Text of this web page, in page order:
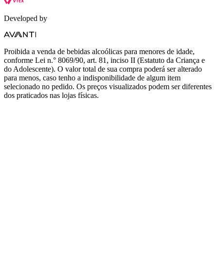
Developed by
Proibida a venda de bebidas alcoólicas para menores de idade,
conforme Lei n.° 8069/90, art. 81, inciso II (Estatuto da Criança e
do Adolescente). O valor total de sua compra poderá ser alterado
para menos, caso tenho a indisponibilidade de algum item
selecionado no pedido. Os preços visualizados podem ser diferentes
dos praticados nas lojas físicas.